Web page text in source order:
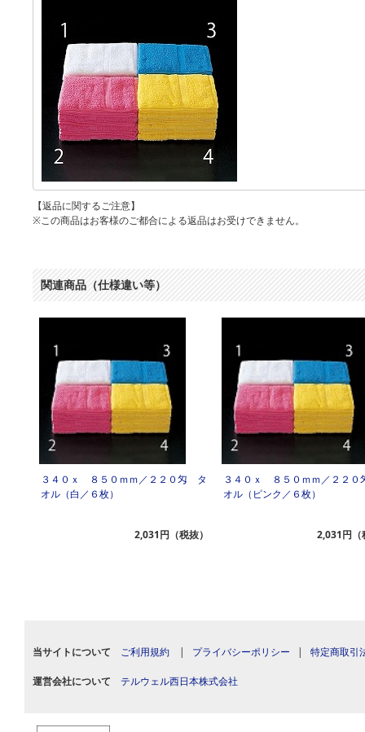
【返品に関するご注意】
※この商品はお客様のご都合による返品はお受けできません。
関連商品（仕様違い等）
３４０ｘ ８５０ｍｍ／２２０匁 タ
オル（白／６枚）
2,031円（税抜）
３４０ｘ ８５０ｍｍ／２２
オル（ピンク／６枚）
2,031円（
当サイトについて ご利用規約 | プライバシーポリシー | 特定商取引
運営会社について テルウェル西日本株式会社